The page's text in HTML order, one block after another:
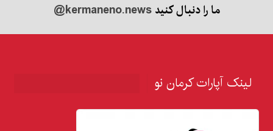
ما را دنبال کنید@kermaneno.news
لینک آپارات کرمان نو